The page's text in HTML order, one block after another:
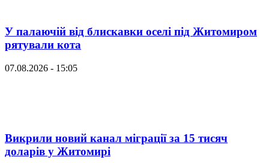
У палаючій від блискавки оселі під Житомиром
рятували кота
07.08.2026 - 15:05
Викрили новий канал міграції за 15 тисяч
доларів у Житомирі